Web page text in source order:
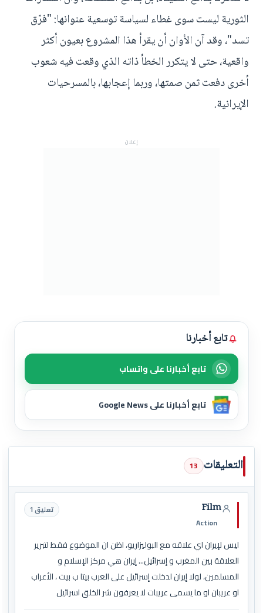
الثورية ليست سوى غطاء لسياسة توسعية عنوانها: "فرّق
تسد"، وقد آن الأوان أن يقرأ هذا المشروع بعيون أكثر
واقعية، حتى لا يتكرر الخطأ ذاته الذي وقعت فيه شعوب
أخرى دفعت ثمن صمتها، وربما إعجابها، بالمسرحيات
الإيرانية.
إعلان
تابع أخبارنا
تابع أخبارنا على واتساب
تابع أخبارنا على Google News
التعليقات 13
Film
Action
تعليق 1
ليس لإيران اي علاقه مع البوليزاريو، اظن ان الموضوع فقط لتبرير
العلاقة بين المغرب و إسرائيل... إيران هي مركز الإسلام و
المسلمين، لولا إيران لدخلت إسرائيل على العرب بيتا ب بيت ، الأعراب
او عريبان او ما يسمى عريبات لا يعرفون شر الخلق اسرائيل